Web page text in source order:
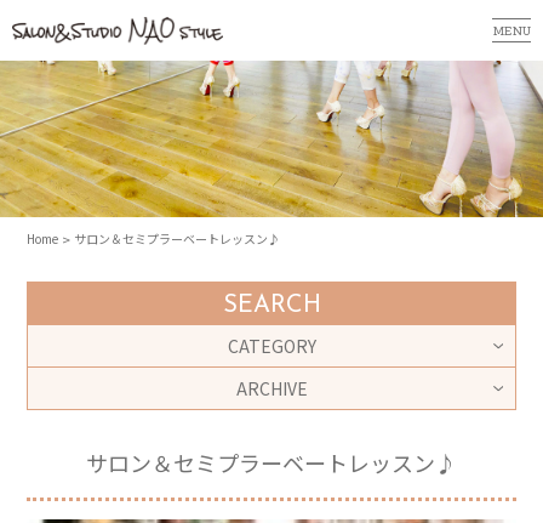
MENU
Home サロン＆セミプラーベートレッスン♪
SEARCH
CATEGORY
ARCHIVE
サロン＆セミプラーベートレッスン♪